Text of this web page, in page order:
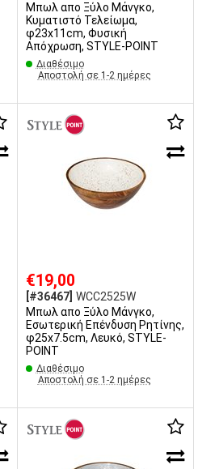
Μπωλ απο Ξύλο Μάνγκο,
Κυματιστό Τελείωμα,
φ23x11cm, Φυσική
Απόχρωση, STYLE-POINT
Διαθέσιμο
Αποστολή σε 1-2 ημέρες
€19,00
[#36467] WCC2525W
Μπωλ απο Ξύλο Μάνγκο,
Εσωτερική Επένδυση Ρητίνης,
φ25x7.5cm, Λευκό, STYLE-
POINT
Διαθέσιμο
Αποστολή σε 1-2 ημέρες